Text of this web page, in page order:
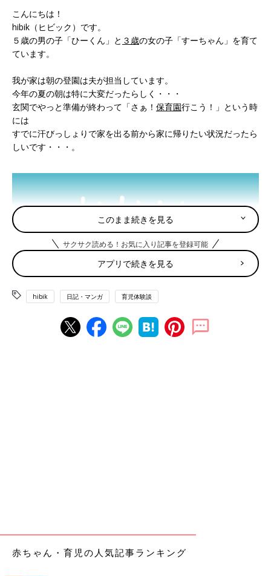
こんにちは！
hibik（ヒビック）です。
５歳の男の子「ひーくん」と ３歳の女の子「すーちゃん」を育て
ています。
我が家は朝の登園は夫が担当しています。
今年の夏の朝は特に大変だったらしく・・・
玄関でやっと準備が終わって「さぁ！ 保育園行こう！」という時
には
すでに汗びっしょりで家を出る前から家に帰りたい状況だったら
しいです・・・。
このまま続きを見る
サクサク読める！お気に入り記事を登録可能
アプリで続きを見る
hibik 日記・マンガ 育児体験談
赤ちゃん・育児の人気記事ランキング